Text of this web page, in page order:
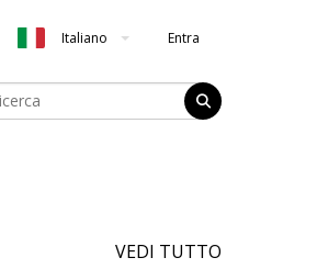
Italiano Entra
VEDI TUTTO